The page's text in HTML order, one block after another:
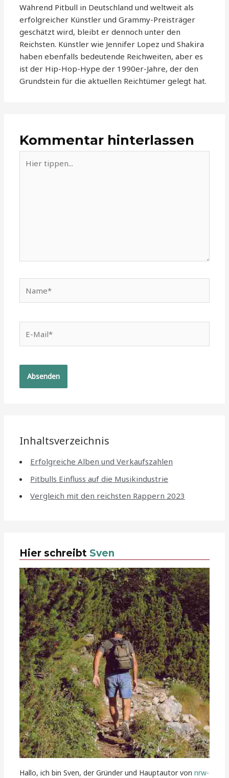
Während Pitbull in Deutschland und weltweit als
erfolgreicher Künstler und Grammy-Preisträger
geschätzt wird, bleibt er dennoch unter den
Reichsten. Künstler wie Jennifer Lopez und Shakira
haben ebenfalls bedeutende Reichweiten, aber es
ist der Hip-Hop-Hype der 1990er-Jahre, der den
Grundstein für die aktuellen Reichtümer gelegt hat.
Kommentar hinterlassen
tippen...
Mail*
Inhaltsverzeichnis
Erfolgreiche Alben und Verkaufszahlen
Pitbulls Einfluss auf die Musikindustrie
Vergleich mit den reichsten Rappern 2023
Hier schreibt Sven
Hallo, ich bin Sven, der Gründer und Hauptautor vonnrw-